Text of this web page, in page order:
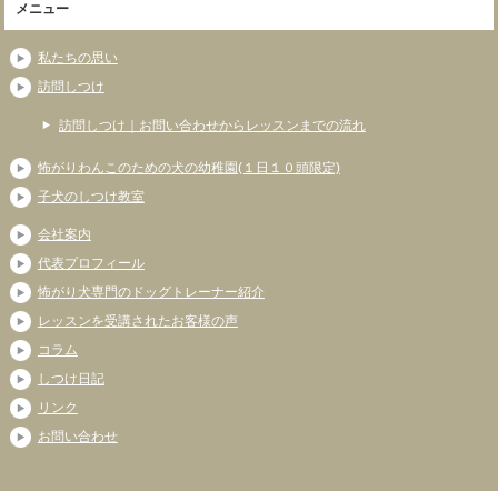
メニュー
私たちの思い
訪問しつけ
訪問しつけ｜お問い合わせからレッスンまでの流れ
怖がりわんこのための犬の幼稚園(１日１０頭限定)
子犬のしつけ教室
会社案内
代表プロフィール
怖がり犬専門のドッグトレーナー紹介
レッスンを受講されたお客様の声
コラム
しつけ日記
リンク
お問い合わせ